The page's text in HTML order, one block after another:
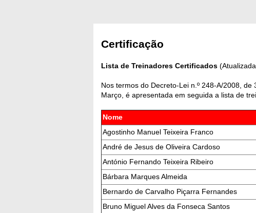
Certificação
Lista de Treinadores Certificados
Nos termos do Decreto-Lei n.º 248-A/2008,
Março, é apresentada em seguida a lista de
Nome
Agostinho Manuel Teixeira Franco
André de Jesus de Oliveira Cardoso
António Fernando Teixeira Ribeiro
Bárbara Marques Almeida
Bernardo de Carvalho Piçarra Fernandes
Bruno Miguel Alves da Fonseca Santos